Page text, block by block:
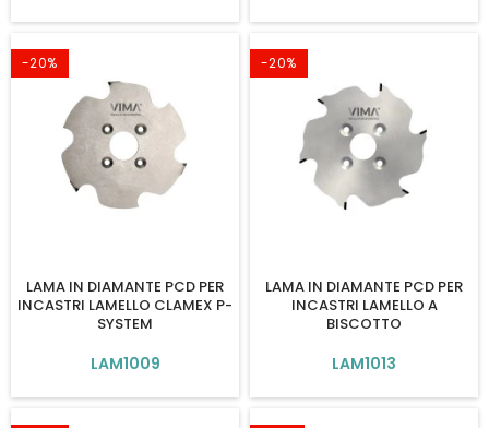
-20%
LAMA IN DIAMANTE PCD PER
INCASTRI LAMELLO CLAMEX P-
SYSTEM
LAM1009
-20%
LAMA IN DIAMANTE PCD PER
INCASTRI LAMELLO A
BISCOTTO
LAM1013